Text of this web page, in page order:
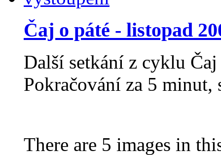
Čaj o páté - listopad
Další setkání z cyklu
Pokračování za 5 minut,
There are 5 images in